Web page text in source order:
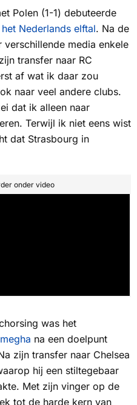
Polen (1-1) debuteerde
Nederlands elftal. Na de
media enkele
transfer naar RC
af wat ik daar zou
naar veel andere clubs.
dat ik alleen naar
Terwijl ik niet eens wist
dat Strasbourg in
onder video
was het
na een doelpunt
zijn transfer naar Chelsea
hij een stiltegebaar
Met zijn vinger op de
tot de harde kern van